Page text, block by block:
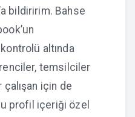
bildiririm. Bahse
altında
temsilciler
için de
profil içeriği özel